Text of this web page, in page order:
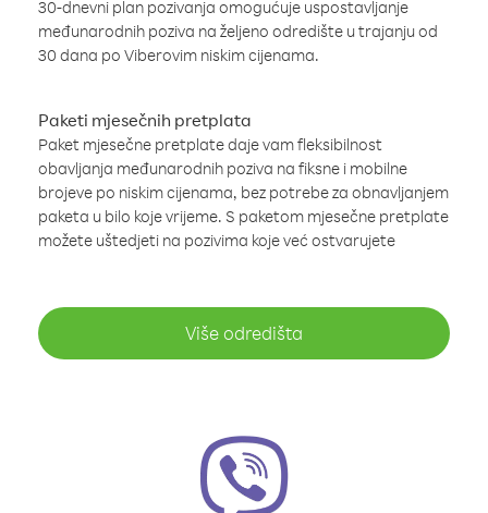
30-dnevni plan pozivanja omogućuje uspostavljanje
međunarodnih poziva na željeno odredište u trajanju od
30 dana po Viberovim niskim cijenama.
Paketi mjesečnih pretplata
Paket mjesečne pretplate daje vam fleksibilnost
obavljanja međunarodnih poziva na fiksne i mobilne
brojeve po niskim cijenama, bez potrebe za obnavljanjem
paketa u bilo koje vrijeme. S paketom mjesečne pretplate
možete uštedjeti na pozivima koje već ostvarujete
Više odredišta